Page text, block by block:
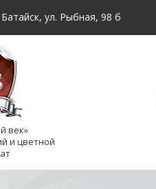
Батайск, ул. Рыбная, 98 б
век»
и цветной